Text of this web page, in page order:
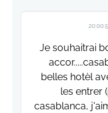
Je souhaitrai
belles hotèl
les entrer
casablanca,